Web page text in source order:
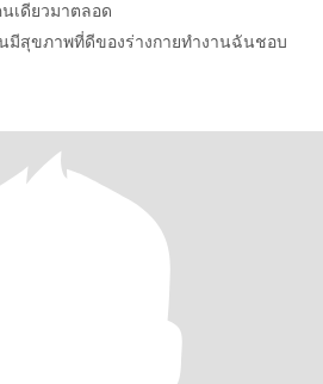
เดียวมาตลอด
สุขภาพที่ดีของร่างกายทำงานฉันชอบ